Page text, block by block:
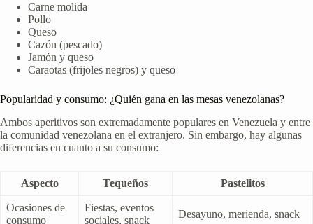
Carne molida
Pollo
Queso
Cazón (pescado)
Jamón y queso
Caraotas (frijoles negros) y queso
Popularidad y consumo: ¿Quién gana en las mesas venezolanas?
Ambos aperitivos son extremadamente populares en Venezuela y entre
la comunidad venezolana en el extranjero. Sin embargo, hay algunas
diferencias en cuanto a su consumo:
Aspecto Tequeños Pastelitos
Ocasiones de
consumo
Fiestas, eventos
sociales, snack
Desayuno, merienda, snack